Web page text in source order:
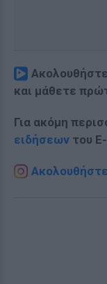
και μάθετε
Για ακόμη
ειδήσεων του